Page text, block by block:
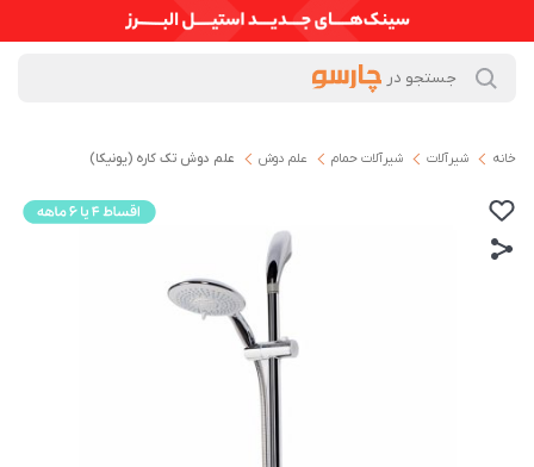
خانه شیرآلات شیرآلات حمام علم دوش علم دوش تک کاره (یونیکا)